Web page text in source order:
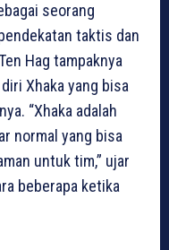
seorang
taktis dan
Hag tampaknya
Xhaka yang bisa
“Xhaka adalah
normal yang bisa
untuk tim,” ujar
beberapa ketika